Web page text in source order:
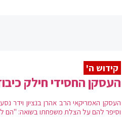
קידוש ה'
העסקן החסידי חילק
העסקן האמריקאי הרב אהרן בנציון וידר
וסיפר להם על הצלת משפחתו בשואה: "הם